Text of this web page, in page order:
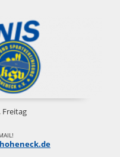
Freitag